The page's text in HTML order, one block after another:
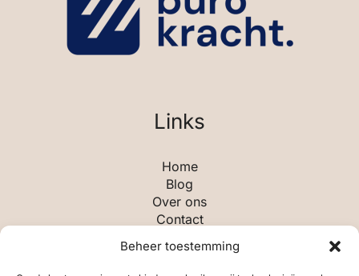
Beheer toestemming
Links
Home
Blog
Over ons
Contact